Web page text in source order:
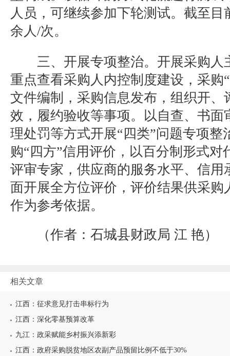
人员，可继续参加下轮测试。截至目
余人/次。
三、开展专项整治。 开展采购人
重点查看采购人内控制度建设，采购
文件编制，采购信息发布，组织开、
效，履约验收等事项。以自查、书面
理处罚等方式开展“四类”问题专项整
购“四方”信用评价，以百分制形式对
评审专家，供应商的服务水平、信用
面开展全方位评价，评价结果供采购
作为参考依据。
（作者：石城县财政局 江 艳）
相关文章
江西：征求意见打击串标行为
江西：深化零基预算改革
九江：政采赋能乡村振兴添新彩
江西：政府采购脱贫地区农副产品预留比例不低于30%